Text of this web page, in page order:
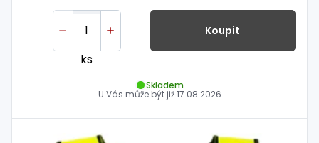
ks
Koupit
Skladem
U Vás může být již17.08.2026